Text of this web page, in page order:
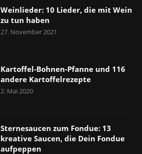
Weinlieder: 10 Lieder, die mit Wein
zu tun haben
27. November 2021
Kartoffel-Bohnen-Pfanne und 116
andere Kartoffelrezepte
2. Mai 2020
Sternesaucen zum Fondue: 13
kreative Saucen, die Dein Fondue
aufpeppen